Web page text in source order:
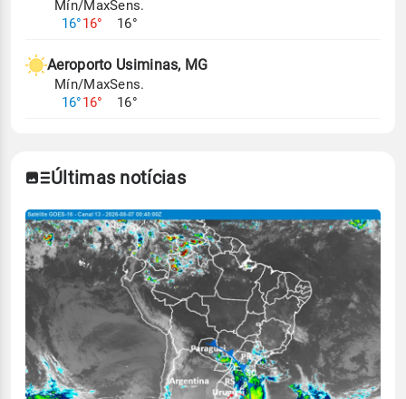
Mín/Max
16°16°
Sens.
16°
Aeroporto Usiminas, MG
Mín/Max
16°16°
Sens.
16°
Últimas notícias